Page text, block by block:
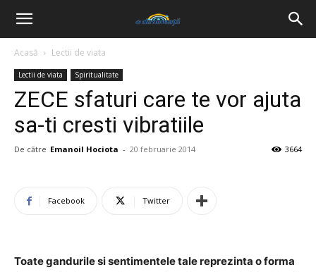
Acasă Lectii de viata
Lectii de viata Spiritualitate
ZECE sfaturi care te vor ajuta
sa-ti cresti vibratiile
De către Emanoil Hociota - 20 februarie 2014 3664
Facebook Twitter
Toate gandurile si sentimentele tale reprezinta o forma